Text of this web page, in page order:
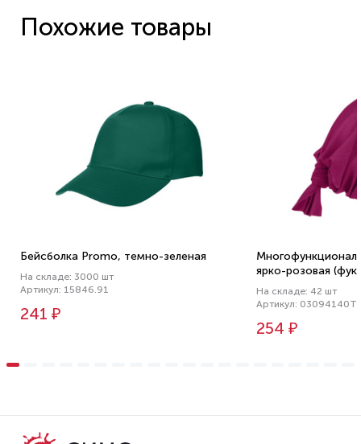
Похожие товары
Бейсболка Promo, темно-зеленая
На складе: 3000 шт
Артикул: 15846.91
241 ₽
ярко-розовая
На складе: 42 шт
Артикул:
254 ₽